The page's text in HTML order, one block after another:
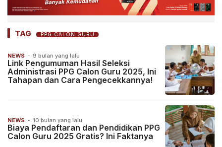
TAG PPG CALON GURU
NEWS - 9 bulan yang lalu
Link Pengumuman Hasil Seleksi
Administrasi PPG Calon Guru 2025, Ini
Tahapan dan Cara Pengecekkannya!
NEWS - 10 bulan yang lalu
Biaya Pendaftaran dan Pendidikan PPG
Calon Guru 2025 Gratis? Ini Faktanya